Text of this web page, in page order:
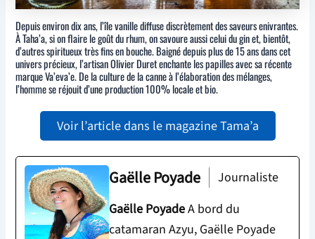
Depuis environ dix ans, l’île vanille diffuse discrètement des saveurs enivrantes.
À Taha’a, si on flaire le goût du rhum, on savoure aussi celui du gin et, bientôt,
d’autres spiritueux très fins en bouche. Baigné depuis plus de 15 ans dans cet
univers précieux, l’artisan Olivier Duret enchante les papilles avec sa récente
marque Va’eva’e. De la culture de la canne à l’élaboration des mélanges,
l’homme se réjouit d’une production 100% locale et bio.
Voir l’article dans le magazine Tama’a
Gaëlle Poyade
Journaliste
Gaëlle PoyadeA bord du
catamaran Azyu, Gaëlle Poyade